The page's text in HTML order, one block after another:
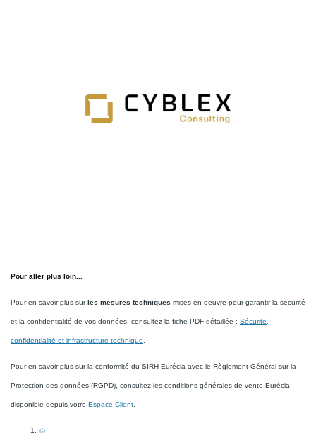
Pour aller plus loin...
Pour en savoir plus surles mesures techniques mises en oeuvre pour garantir la sécurité
et la confidentialité de vos données, consultez la fiche PDF détaillée : Sécurité,
confidentialité et infrastructure technique
Pour en savoir plus sur la conformité du SIRH Eurécia avec le Règlement Général sur la
Protection des données (RGPD), consultez les conditions générales de vente Eurécia,
disponible depuis votre Espace Client